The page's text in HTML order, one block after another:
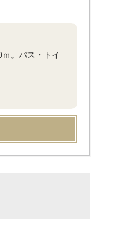
。バス・トイ